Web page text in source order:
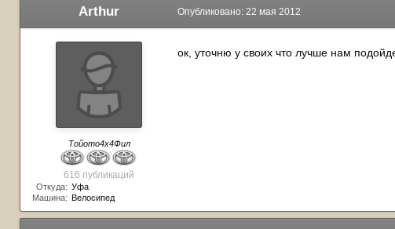
Arthur
Тойото4х4Фил
616 публикаций
Откуда: Уфа
Машина: Велосипед
Опубликовано: 22 мая 2012
ок, уточню у своих что лучше нам